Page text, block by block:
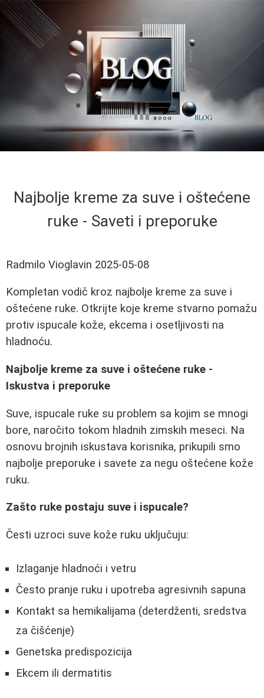
Najbolje kreme za suve i oštećene
ruke - Saveti i preporuke
Radmilo Vioglavin 2025-05-08
Kompletan vodič kroz najbolje kreme za suve i
oštećene ruke. Otkrijte koje kreme stvarno pomažu
protiv ispucale kože, ekcema i osetljivosti na
hladnoću.
Najbolje kreme za suve i oštećene ruke -
Iskustva i preporuke
Suve, ispucale ruke su problem sa kojim se mnogi
bore, naročito tokom hladnih zimskih meseci. Na
osnovu brojnih iskustava korisnika, prikupili smo
najbolje preporuke i savete za negu oštećene kože
ruku.
Zašto ruke postaju suve i ispucale?
Česti uzroci suve kože ruku uključuju:
Izlaganje hladnoći i vetru
Često pranje ruku i upotreba agresivnih sapuna
Kontakt sa hemikalijama (deterdženti, sredstva
za čišćenje)
Genetska predispozicija
Ekcem ili dermatitis